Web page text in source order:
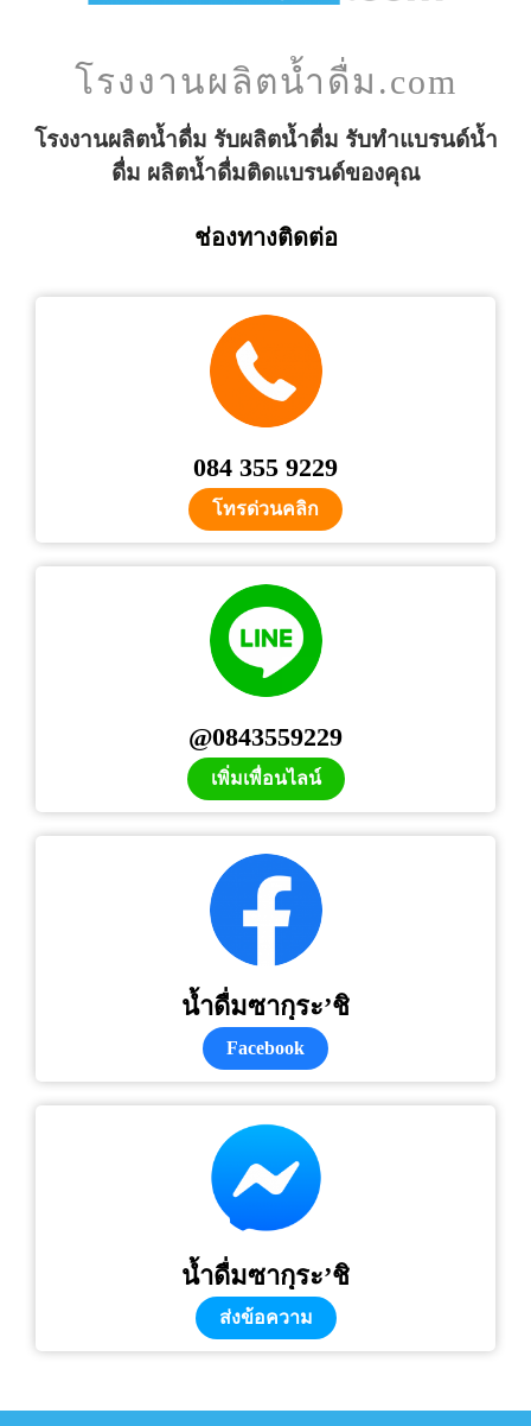
โรงงานผลิตน้ำดื่ม.com
โรงงานผลิตน้ำดื่ม รับผลิตน้ำดื่ม รับทำแบรนด์น้ำ
ดื่ม ผลิตน้ำดื่มติดแบรนด์ของคุณ
ช่องทางติดต่อ
084 355 9229
โทรด่วนคลิก
@0843559229
เพิ่มเพื่อนไลน์
น้ำดื่มซากุระ’ชิ
Facebook
น้ำดื่มซากุระ’ชิ
ส่งข้อความ